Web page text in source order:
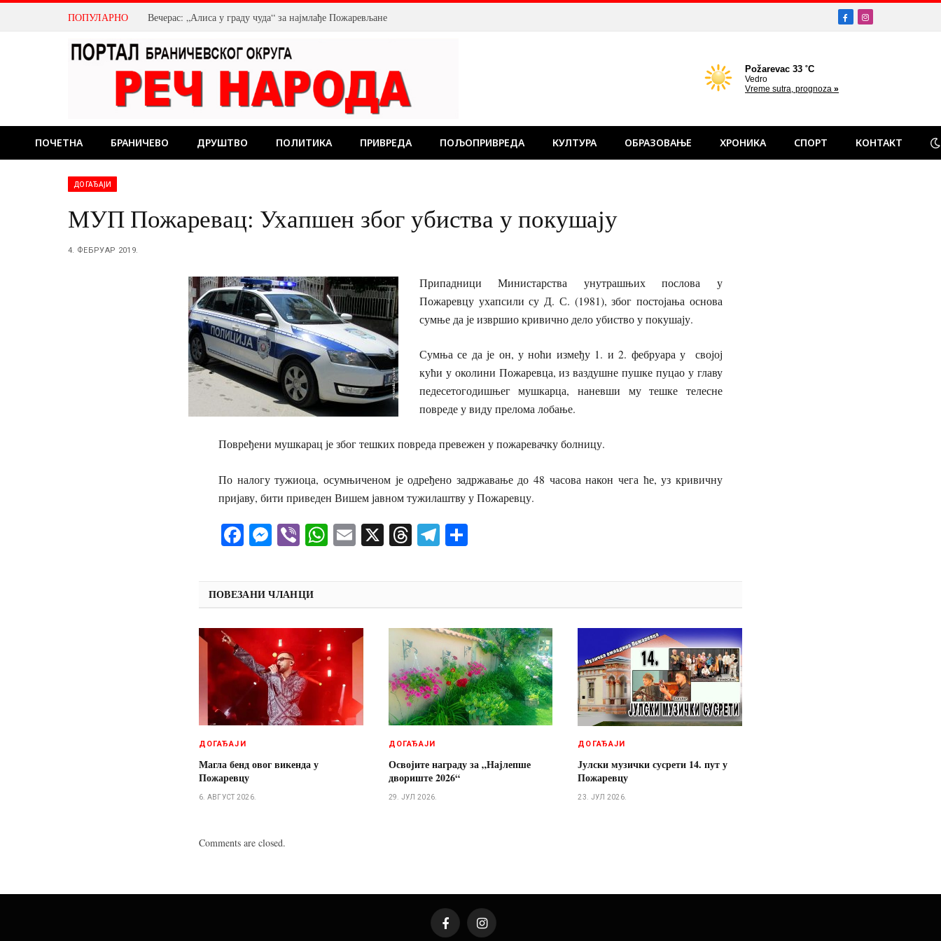
ПОПУЛАРНО Вечерас: „Алиса у граду чуда“ за најмлађе Пожаревљане FacebookInstagram
ПОЧЕТНА БРАНИЧЕВО ДРУШТВО ПОЛИТИКА ПРИВРЕДА ПОЉОПРИВРЕДА КУЛТУРА ОБРАЗОВАЊЕ ХРОНИКА СПОРТ КОНТАКТ
ДОГАЂАЈИ
МУП Пожаревац: Ухапшен због убиства у покушају
4. ФЕБРУАР 2019.
Припадници Министарства унутрашњих послова у
Пожаревцу ухапсили су Д. С. (1981), због постојања основа
сумње да је извршио кривично дело убиство у покушају.
Сумња се да је он, у ноћи између 1. и 2. фебруара у својој
кући у околини Пожаревца, из ваздушне пушке пуцао у главу
педесетогодишњег мушкарца, наневши му тешке телесне
повреде у виду прелома лобање.
Повређени мушкарац је због тешких повреда превежен у пожаревачку болницу.
По налогу тужиоца, осумњиченом је одређено задржавање до 48 часова након чега ће, уз кривичну
пријаву, бити приведен Вишем јавном тужилаштву у Пожаревцу.
Facebook
Messenger
ViberWhatsApp
Email
X ThreadsTelegram
ПОВЕЗАНИ ЧЛАНЦИ
ДОГАЂАЈИ
Магла бенд овог викенда у
Пожаревцу
6. АВГУСТ 2026.
ДОГАЂАЈИ
Освојите награду за „Најлепше
двориште 2026“
29. ЈУЛ 2026.
ДОГАЂАЈИ
Јулски музички сусрети 14. пут у
Пожаревцу
23. ЈУЛ 2026.
Comments are closed.
FacebookInstagram